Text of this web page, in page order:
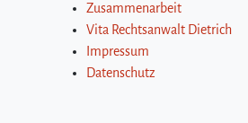
Zusammenarbeit
Vita Rechtsanwalt Dietrich
Impressum
Datenschutz